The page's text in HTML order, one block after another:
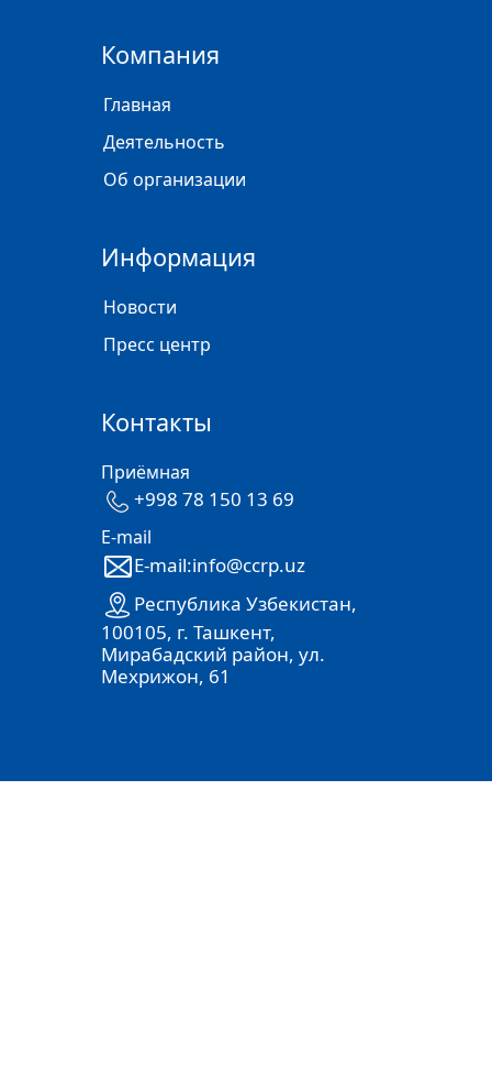
Компания
Главная
Деятельность
Об организации
Информация
Новости
Пресс центр
Контакты
Приёмная
+998 78 150 13 69
E-mail
E-mail:info@ccrp.uz
Республика Узбекистан,
100105, г. Ташкент,
Мирабадский район, ул.
Мехрижон, 61